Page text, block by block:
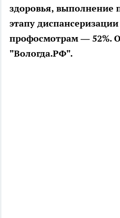
здоровья, выполнение
этапу
профосмотрам — 52%.
"Вологда.РФ".